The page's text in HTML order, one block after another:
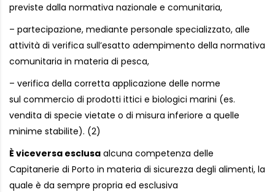
previste dalla normativa nazionale e comunitaria,
– partecipazione, mediante personale specializzato, alle
attività di verifica sull’esatto adempimento della normativa
comunitaria in materia di pesca,
– verifica della corretta applicazione delle norme
sul commercio di prodotti ittici e biologici marini (es.
vendita di specie vietate o di misura inferiore a quelle
minime stabilite). (2)
È viceversa esclusa alcuna competenza delle
Capitanerie di Porto in materia di sicurezza degli alimenti, la
quale è da sempre propria ed esclusiva